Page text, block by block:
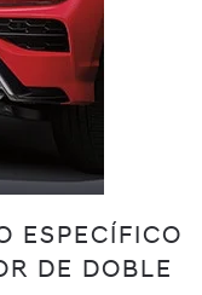
ESPECÍFICO
DE DOBLE